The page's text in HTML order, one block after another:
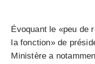
Évoquant le «peu de
la fonction» de
Ministère a